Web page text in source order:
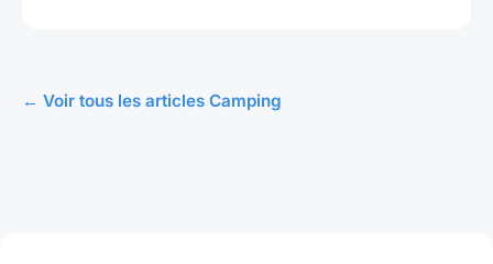
← Voir tous les articles Camping